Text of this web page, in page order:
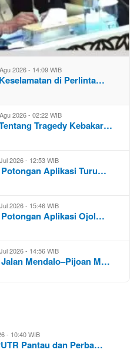
2026 - 14:09 WIB
di Perlinta…
2026 - 02:22 WIB
Tragedy Kebakar…
2026 - 12:53 WIB
Aplikasi Turu…
2026 - 15:46 WIB
Aplikasi Ojol…
2026 - 14:56 WIB
Mendalo–Pijoan M…
- 10:40 WIB
Pantau dan Perba…